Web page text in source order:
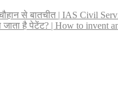
से बातचीत | IAS Civil
है पेटेंट? | How to invent